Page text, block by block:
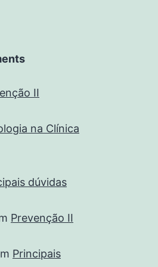
II
na Clínica
dúvidas
Prevenção II
Principais